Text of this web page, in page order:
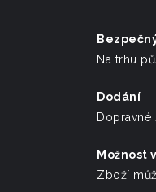
Na trhu
Dodání
Možnost
Zboží